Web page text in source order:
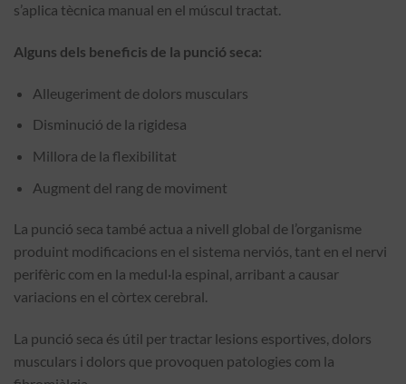
s’aplica tècnica manual en el múscul tractat.
Alguns dels beneficis de la punció seca:
Alleugeriment de dolors musculars
Disminució de la rigidesa
Millora de la flexibilitat
Augment del rang de moviment
La punció seca també actua a nivell global de l’organisme
produint modificacions en el sistema nerviós, tant en el nervi
perifèric com en la medul·la espinal, arribant a causar
variacions en el còrtex cerebral.
La punció seca és útil per tractar lesions esportives, dolors
musculars i dolors que provoquen patologies com la